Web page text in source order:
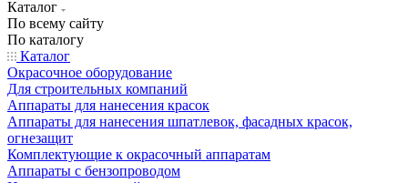
Каталог
По всему сайту
По каталогу
Каталог
Окрасочное оборудование
Для строительных компаний
Аппараты для нанесения красок
Аппараты для нанесения шпатлевок, фасадных красок,
огнезащит
Комплектующие к окрасочный аппаратам
Аппараты с бензопроводом